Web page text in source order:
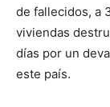
de fallecidos, a
viviendas
días por un
este país.